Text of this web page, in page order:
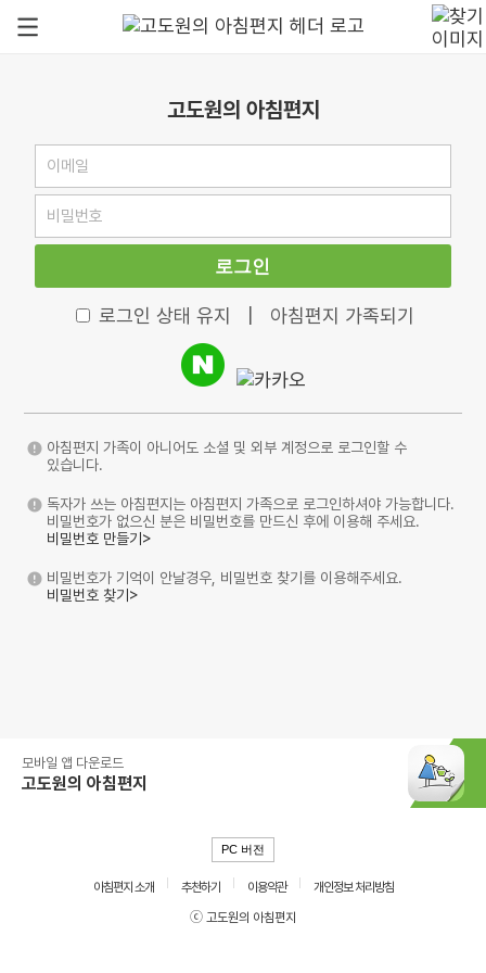
고도원의 아침편지
로그인
로그인 상태 유지 아침편지 가족되기
아침편지 가족이 아니어도 소셜 및 외부 계정으로 로그인할 수
있습니다.
독자가 쓰는 아침편지는 아침편지 가족으로 로그인하셔야 가능합니다.
비밀번호가 없으신 분은 비밀번호를 만드신 후에 이용해 주세요.
비밀번호 만들기>
비밀번호가 기억이 안날경우, 비밀번호 찾기를 이용해주세요.
비밀번호 찾기>
모바일 앱 다운로드
고도원의 아침편지
PC 버전
아침편지 소개 추천하기 이용약관
개인정보 처리방침
ⓒ 고도원의 아침편지